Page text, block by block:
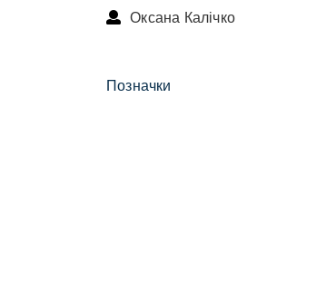
Оксана Калічко
Позначки